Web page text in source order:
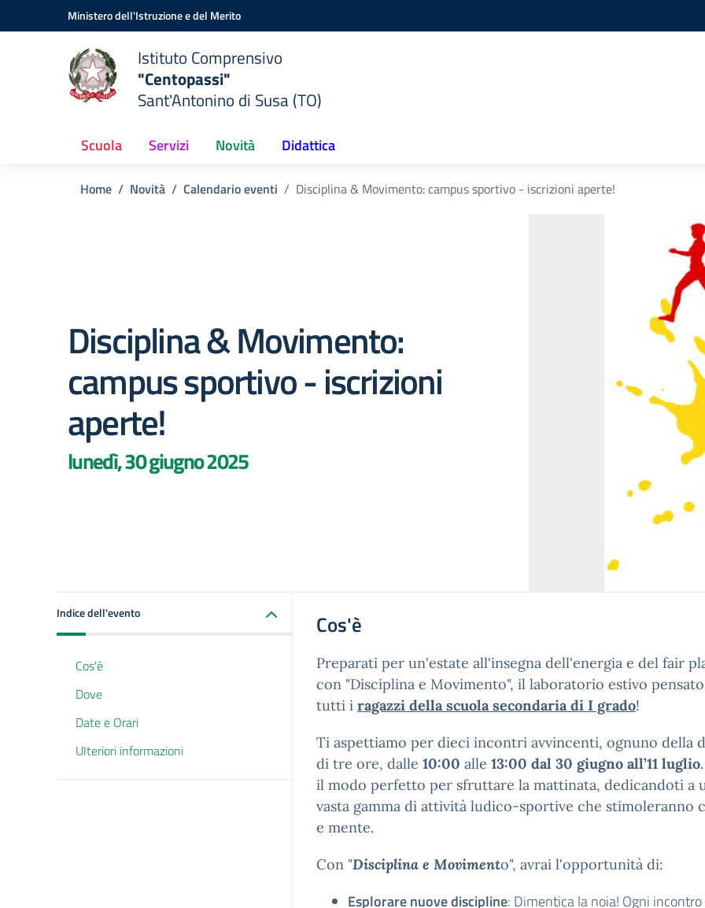
Vai ai contenuti
Vai al menu di navigazioneMinistero dell'Istruzione e del Merito
Istituto Comprensivo
"Centopassi"
Sant'Antonino di Susa (TO)
Scuola Servizi Novità Didattica
Home Novità Calendario eventi Disciplina & Movimento: campus sportivo - iscrizioni aperte!
Disciplina & Movimento:
campus sportivo - iscrizioni
aperte!
lunedì, 30 giugno 2025
Indice dell'evento
Cos'è
Dove
Date e Orari
Ulteriori informazioni
Cos'è
Preparati per un'estate all'insegna dell'energia e del fair
con "Disciplina e Movimento", il laboratorio estivo
tutti i ragazzi della scuola secondaria di I grado!
Ti aspettiamo per dieci incontri avvincenti, ognuno della
di tre ore, dalle 10:00 alle 13:00 dal 30 giugno all’11 luglio
il modo perfetto per sfruttare la mattinata, dedicandoti a
vasta gamma di attività ludico-sportive che stimoleranno
e mente.
Con "Disciplina e Movimento", avrai l'opportunità di:
Esplorare nuove discipline: Dimentica la noia! Ogni